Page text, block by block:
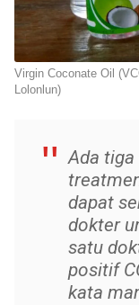
Virgin Coconate Oil
Lolonlun)
Ada tiga
dapat
dokter
satu
positif
kata